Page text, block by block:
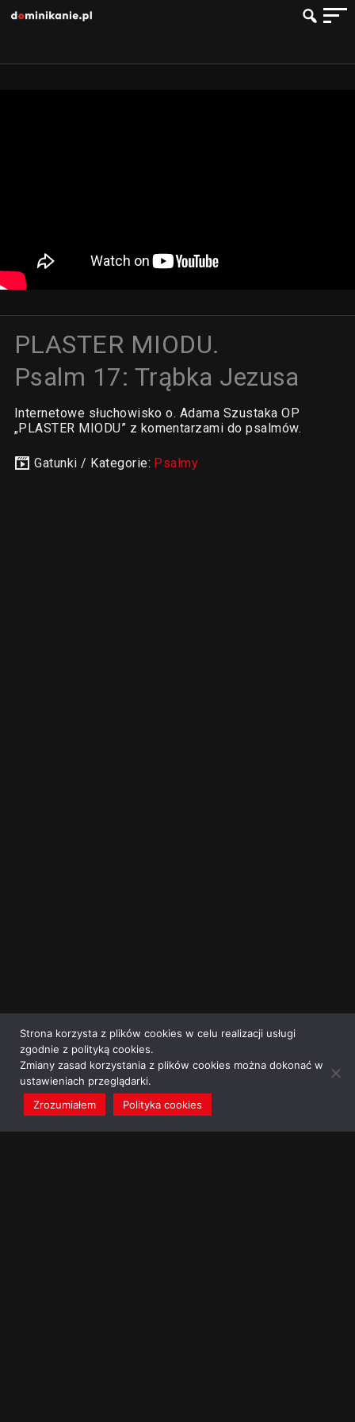
PLASTER MIODU.
Psalm 17: Trąbka Jezusa
Internetowe słuchowisko o. Adama Szustaka OP
„PLASTER MIODU” z komentarzami do psalmów.
Gatunki / Kategorie: Psalmy
Strona korzysta z plików cookies w celu realizacji usługi
zgodnie z polityką cookies.
Zmiany zasad korzystania z plików cookies można dokonać w
ustawieniach przeglądarki.
Zrozumiałem
Polityka cookies